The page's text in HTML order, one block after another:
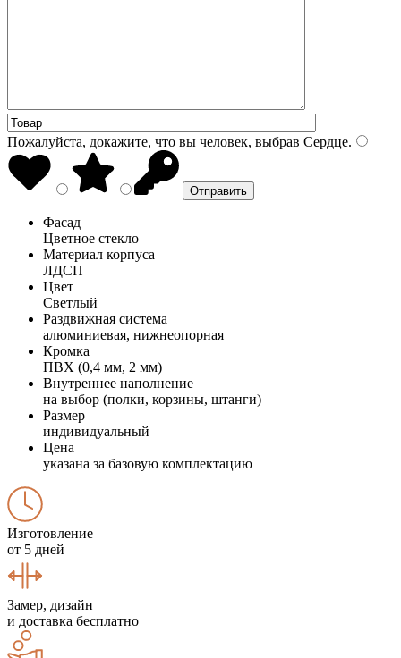
Пожалуйста, докажите, что вы человек, выбрав Сердце.
Фасад
Цветное стекло
Материал корпуса
ЛДСП
Цвет
Светлый
Раздвижная система
алюминиевая, нижнеопорная
Кромка
ПВХ (0,4 мм, 2 мм)
Внутреннее наполнение
на выбор (полки, корзины, штанги)
Размер
индивидуальный
Цена
указана за базовую комплектацию
Изготовление
от 5 дней
Замер, дизайн
и доставка бесплатно